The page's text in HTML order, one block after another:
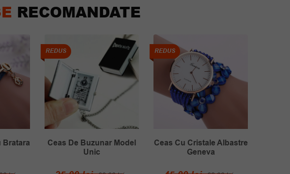
RECOMANDATE
Bratara
REDUS
Ceas De Buzunar Model
Unic
REDUS
Ceas Cu Cristale Albastre
Geneva